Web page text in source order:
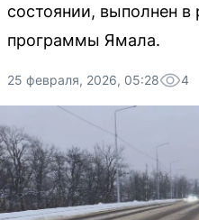
состоянии, выполнен
программы Ямала.
25 февраля, 2026, 05:28 4